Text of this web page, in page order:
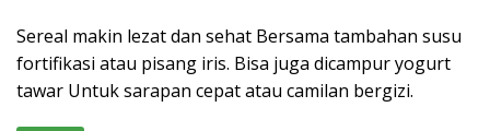
Sereal makin lezat dan sehat Bersama tambahan susu
fortifikasi atau pisang iris. Bisa juga dicampur yogurt
tawar Untuk sarapan cepat atau camilan bergizi.